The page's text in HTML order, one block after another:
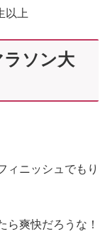
以上
ラソン大
ィニッシュでもり
ら爽快だろうな！